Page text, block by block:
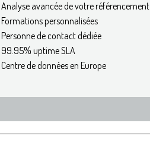
Analyse avancée de votre référencement
Formations personnalisées
Personne de contact dédiée
99.95% uptime SLA
Centre de données en Europe